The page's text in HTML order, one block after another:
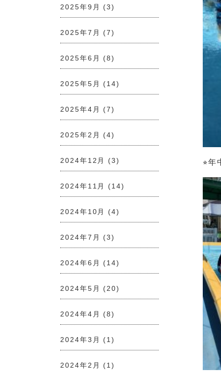
2025年9月 (3)
2025年7月 (7)
2025年6月 (8)
2025年5月 (14)
2025年4月 (7)
2025年2月 (4)
2024年12月 (3)
2024年11月 (14)
2024年10月 (4)
2024年7月 (3)
2024年6月 (14)
2024年5月 (20)
2024年4月 (8)
2024年3月 (1)
2024年2月 (1)
⭐︎年